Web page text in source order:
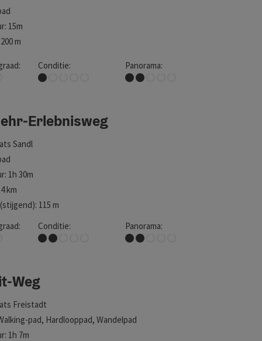
15m
m
Conditie:
Erg gemakkelijk
Panorama:
Enigszins uitzicht
Erlebnisweg
Sandl
1h 30m
km
115 m
Conditie:
Gemakkelijk
Panorama:
Enigszins uitzicht
Weg
Freistadt
pad, Hardlooppad, Wandelpad
1h 7m